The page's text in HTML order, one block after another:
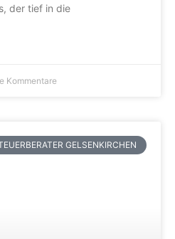
der tief in die
Kommentare
GELSENKIRCHEN